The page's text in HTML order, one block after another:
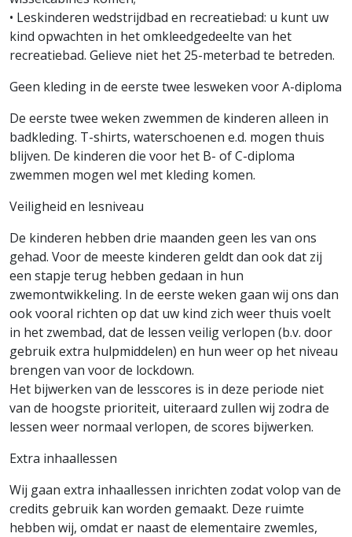
• Leskinderen wedstrijdbad en recreatiebad: u kunt uw
kind opwachten in het omkleedgedeelte van het
recreatiebad. Gelieve niet het 25-meterbad te betreden.
Geen kleding in de eerste twee lesweken voor A-diploma
De eerste twee weken zwemmen de kinderen alleen in
badkleding. T-shirts, waterschoenen e.d. mogen thuis
blijven. De kinderen die voor het B- of C-diploma
zwemmen mogen wel met kleding komen.
Veiligheid en lesniveau
De kinderen hebben drie maanden geen les van ons
gehad. Voor de meeste kinderen geldt dan ook dat zij
een stapje terug hebben gedaan in hun
zwemontwikkeling. In de eerste weken gaan wij ons dan
ook vooral richten op dat uw kind zich weer thuis voelt
in het zwembad, dat de lessen veilig verlopen (b.v. door
gebruik extra hulpmiddelen) en hun weer op het niveau
brengen van voor de lockdown.
Het bijwerken van de lesscores is in deze periode niet
van de hoogste prioriteit, uiteraard zullen wij zodra de
lessen weer normaal verlopen, de scores bijwerken.
Extra inhaallessen
Wij gaan extra inhaallessen inrichten zodat volop van de
credits gebruik kan worden gemaakt. Deze ruimte
hebben wij, omdat er naast de elementaire zwemles,